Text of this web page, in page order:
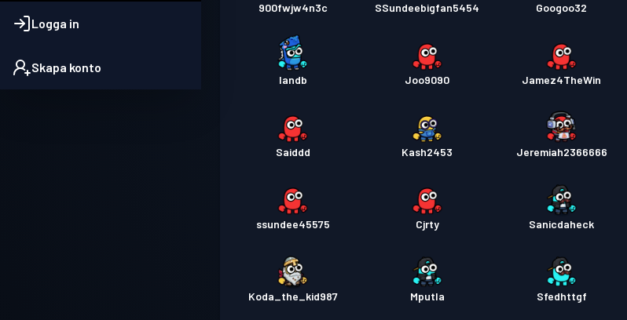
Logga in
Skapa konto
900fwjw4n3c SSundeebigfan5454 Googoo32
Iandb Joo9090 Jamez4TheWin
Saiddd Kash2453 Jeremiah2366666
ssundee45575 Cjrty Sanicdaheck
Koda_the_kid987 Mputla Sfedhttgf